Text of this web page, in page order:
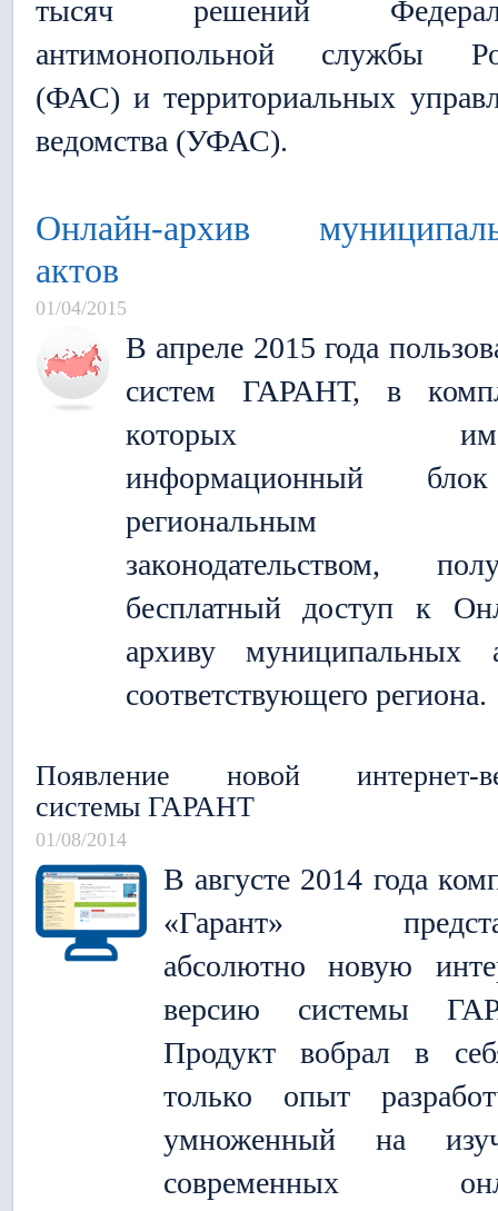
тысяч решений
антимонопольной службы
(ФАС) и территориальных
ведомства (УФАС).
Онлайн-архив
актов
01/04/2015
В апреле 2015 года
систем ГАРАНТ, в
которых
информационный
региональным
законодательством,
бесплатный доступ к
архиву муниципальных
соответствующего региона.
Появление новой интернет-
системы ГАРАНТ
01/08/2014
В августе 2014 года
«Гарант»
абсолютно новую
версию системы
Продукт вобрал в
только опыт
умноженный на
современных